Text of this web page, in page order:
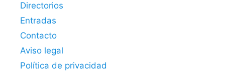
Directorios
Entradas
Contacto
Aviso legal
Política de privacidad